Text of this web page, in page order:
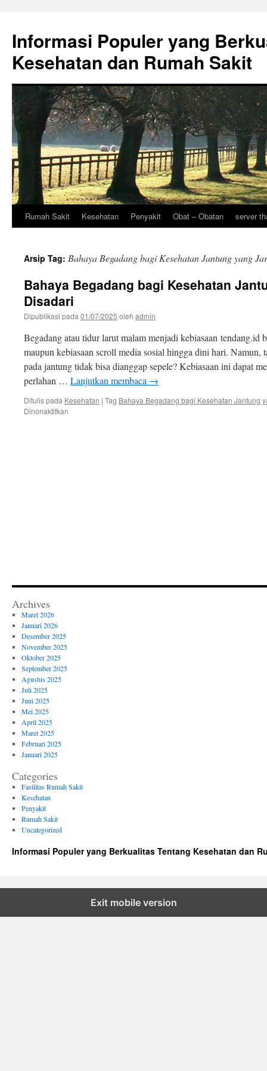
Informasi Populer yang
Kesehatan dan Rumah Sakit
Langsung
Rumah Sakit Kesehatan Penyakit Obat – Obatan server
Arsip Tag: Bahaya Begadang bagi Kesehatan Jantung yang
Bahaya Begadang bagi Kesehatan
Disadari
Dipublikasi pada 01/07/2025 oleh admin
Begadang atau tidur larut malam menjadi kebiasaan tendang.id
maupun kebiasaan scroll media sosial hingga dini hari. Namun,
pada jantung tidak bisa dianggap sepele? Kebiasaan ini dapat
perlahan … Lanjutkan membaca →
Ditulis pada Kesehatan | Tag Bahaya Begadang bagi Kesehatan Jantung
Dinonaktifkan
Archives
Maret 2026
Januari 2026
Desember 2025
November 2025
Oktober 2025
September 2025
Agustus 2025
Juli 2025
Juni 2025
Mei 2025
April 2025
Maret 2025
Februari 2025
Januari 2025
Categories
Fasilitas Rumah Sakit
Kesehatan
Penyakit
Rumah Sakit
Uncategorized
Informasi Populer yang Berkualitas Tentang Kesehatan dan
Exit mobile version